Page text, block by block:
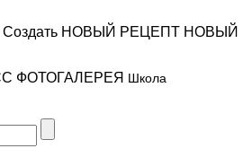
Создать НОВЫЙ РЕЦЕПТ НОВЫЙ
ФОТОГАЛЕРЕЯ Школа